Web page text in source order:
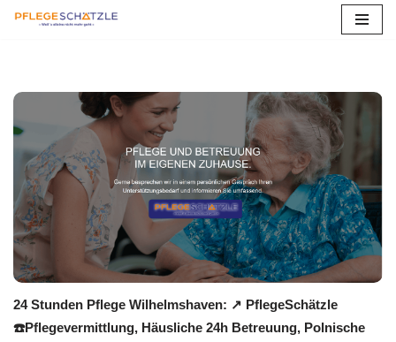
springen
24 Stunden Pflege Wilhelmshaven: ↗️ PflegeSchätzle
☎️Pflegevermittlung, Häusliche 24h Betreuung, Polnische